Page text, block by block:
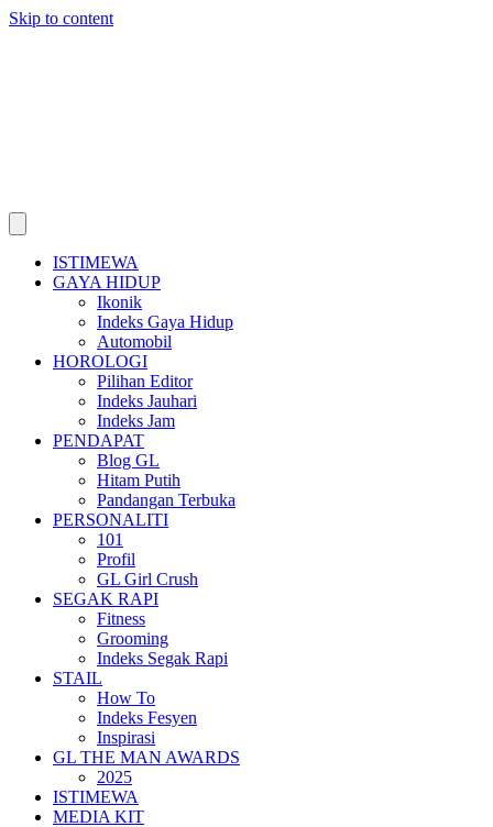
Skip to content
ISTIMEWA
GAYA HIDUP
Ikonik
Indeks Gaya Hidup
Automobil
HOROLOGI
Pilihan Editor
Indeks Jauhari
Indeks Jam
PENDAPAT
Blog GL
Hitam Putih
Pandangan Terbuka
PERSONALITI
101
Profil
GL Girl Crush
SEGAK RAPI
Fitness
Grooming
Indeks Segak Rapi
STAIL
How To
Indeks Fesyen
Inspirasi
GL THE MAN AWARDS
2025
ISTIMEWA
MEDIA KIT